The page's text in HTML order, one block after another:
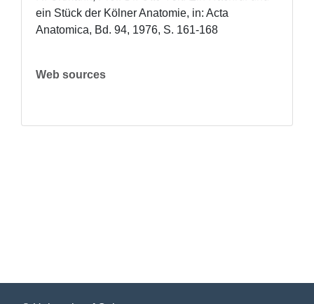
ein Stück der Kölner Anatomie, in: Acta
Anatomica, Bd. 94, 1976, S. 161-168
Web sources